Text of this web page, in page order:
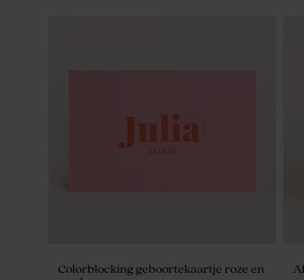
Colorblocking geboortekaartje roze en